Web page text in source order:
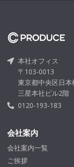
本社オフィス
〒103-0013
東京都中央区日
三星本社ビル2階
0120-193-183
会社案内
会社案内一覧
ご挨拶